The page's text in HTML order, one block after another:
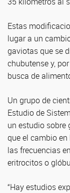
Estas
lugar a un
gaviotas que se
chubutense y,
busca de
Un grupo de
Estudio de
un estudio sobre
que el cambio
las frecuencias
eritrocitos o
“Hay estudios